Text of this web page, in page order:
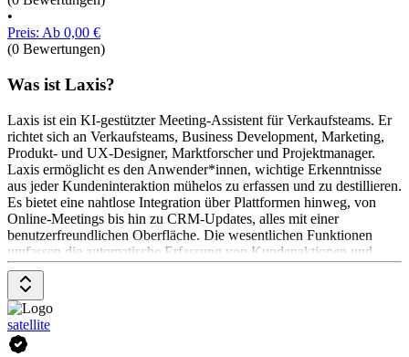
•
Preis: Ab 0,00 €
(0 Bewertungen)
Was ist Laxis?
Laxis ist ein KI-gestützter Meeting-Assistent für Verkaufsteams. Er
richtet sich an Verkaufsteams, Business Development, Marketing,
Produkt- und UX-Designer, Marktforscher und Projektmanager.
Laxis ermöglicht es den Anwender*innen, wichtige Erkenntnisse
aus jeder Kundeninteraktion mühelos zu erfassen und zu destillieren.
Es bietet eine nahtlose Integration über Plattformen hinweg, von
Online-Meetings bis hin zu CRM-Updates, alles mit einer
benutzerfreundlichen Oberfläche. Die wesentlichen Funktionen
umfassen die automatische Erfassung von Kundenaktionen und -
aktivitäten, die Generierung von Meeting-Zusammenfassungen und
Follow-up-E-Mails, die Identifizierung von Kundenanforderungen
und Schmerzpunkten sowie die Extraktion relevanter Erkenntnisse
aus Meetings. Das Pricing-Modell von Laxis ist nicht explizit
angegeben. Es wird jedoch eine kostenlose Testversion angeboten.
satellite